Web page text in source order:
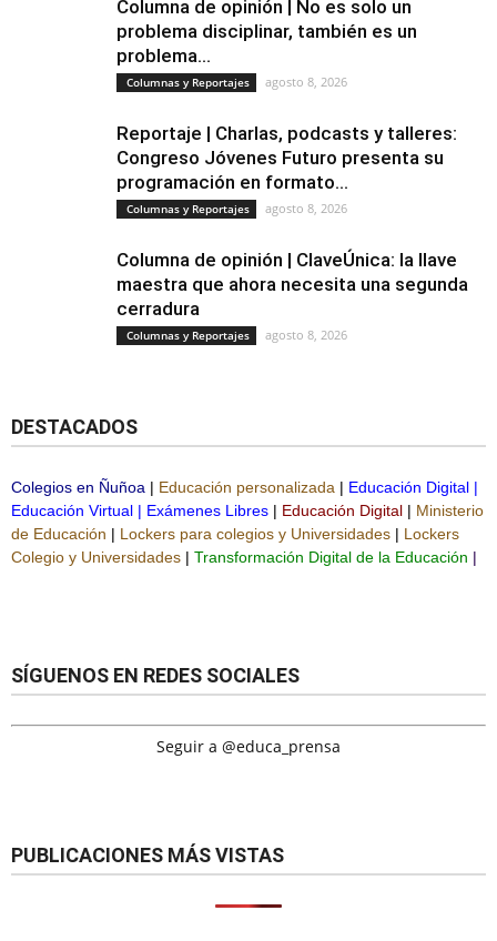
Columna de opinión | No es solo un
problema disciplinar, también es un
problema...
Columnas y Reportajes agosto 8, 2026
Reportaje | Charlas, podcasts y talleres:
Congreso Jóvenes Futuro presenta su
programación en formato...
Columnas y Reportajes agosto 8, 2026
Columna de opinión | ClaveÚnica: la llave
maestra que ahora necesita una segunda
cerradura
Columnas y Reportajes agosto 8, 2026
DESTACADOS
Colegios en Ñuñoa | Educación personalizada | Educación Digital |
Educación Virtual | Exámenes Libres | Educación Digital | Ministerio
de Educación | Lockers para colegios y Universidades | Lockers
Colegio y Universidades | Transformación Digital de la Educación |
SÍGUENOS EN REDES SOCIALES
Seguir a @educa_prensa
PUBLICACIONES MÁS VISTAS